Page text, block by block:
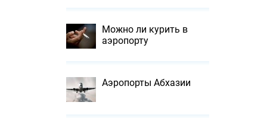
Можно ли курить в
аэропорту
Аэропорты Абхазии